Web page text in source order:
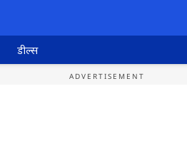
डील्स